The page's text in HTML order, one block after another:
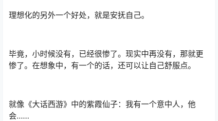
理想化的另外一个好处，就是安抚自己。
毕竟，小时候没有，已经很惨了。现实中再没有，那就更
惨了。在想象中，有一个的话，还可以让自己舒服点。
就像《大话西游》中的紫霞仙子：我有一个意中人，他
会……